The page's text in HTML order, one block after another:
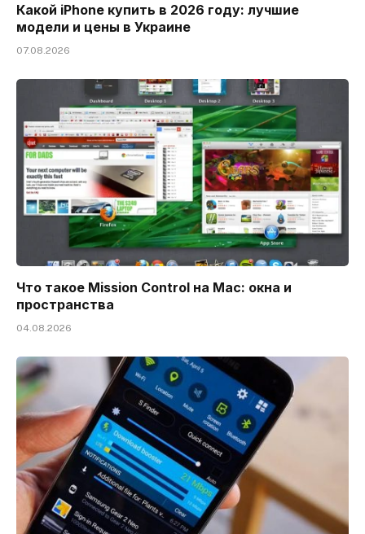
Какой iPhone купить в 2026 году: лучшие
модели и цены в Украине
07.08.2026
Что такое Mission Control на Mac: окна и
пространства
04.08.2026